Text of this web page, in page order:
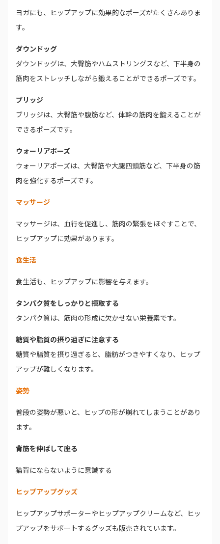
ヨガにも、ヒップアップに効果的なポーズがたくさんありま
す。
ダウンドッグ
ダウンドッグは、大臀筋やハムストリングスなど、下半身の
筋肉をストレッチしながら鍛えることができるポーズです。
ブリッジ
ブリッジは、大臀筋や腹筋など、体幹の筋肉を鍛えることが
できるポーズです。
ウォーリアポーズ
ウォーリアポーズは、大臀筋や大腿四頭筋など、下半身の筋
肉を強化するポーズです。
マッサージ
マッサージは、血行を促進し、筋肉の緊張をほぐすことで、
ヒップアップに効果があります。
食生活
食生活も、ヒップアップに影響を与えます。
タンパク質をしっかりと摂取する
タンパク質は、筋肉の形成に欠かせない栄養素です。
糖質や脂質の摂り過ぎに注意する
糖質や脂質を摂り過ぎると、脂肪がつきやすくなり、ヒップ
アップが難しくなります。
姿勢
普段の姿勢が悪いと、ヒップの形が崩れてしまうことがあり
ます。
背筋を伸ばして座る
猫背にならないように意識する
ヒップアップグッズ
ヒップアップサポーターやヒップアップクリームなど、ヒッ
プアップをサポートするグッズも販売されています。